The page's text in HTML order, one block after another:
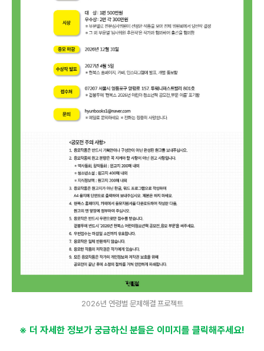
2026년 연령별 문제해결 프로젝트
※ 더 자세한 정보가 궁금하신 분들은 이미지를 클릭해주세요!